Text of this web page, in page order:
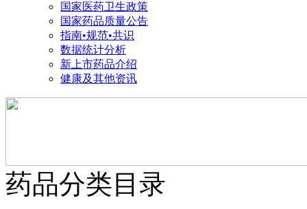
国家医药卫生政策
国家药品质量公告
指南•规范•共识
数据统计分析
新上市药品介绍
健康及其他资讯
药品分类目录